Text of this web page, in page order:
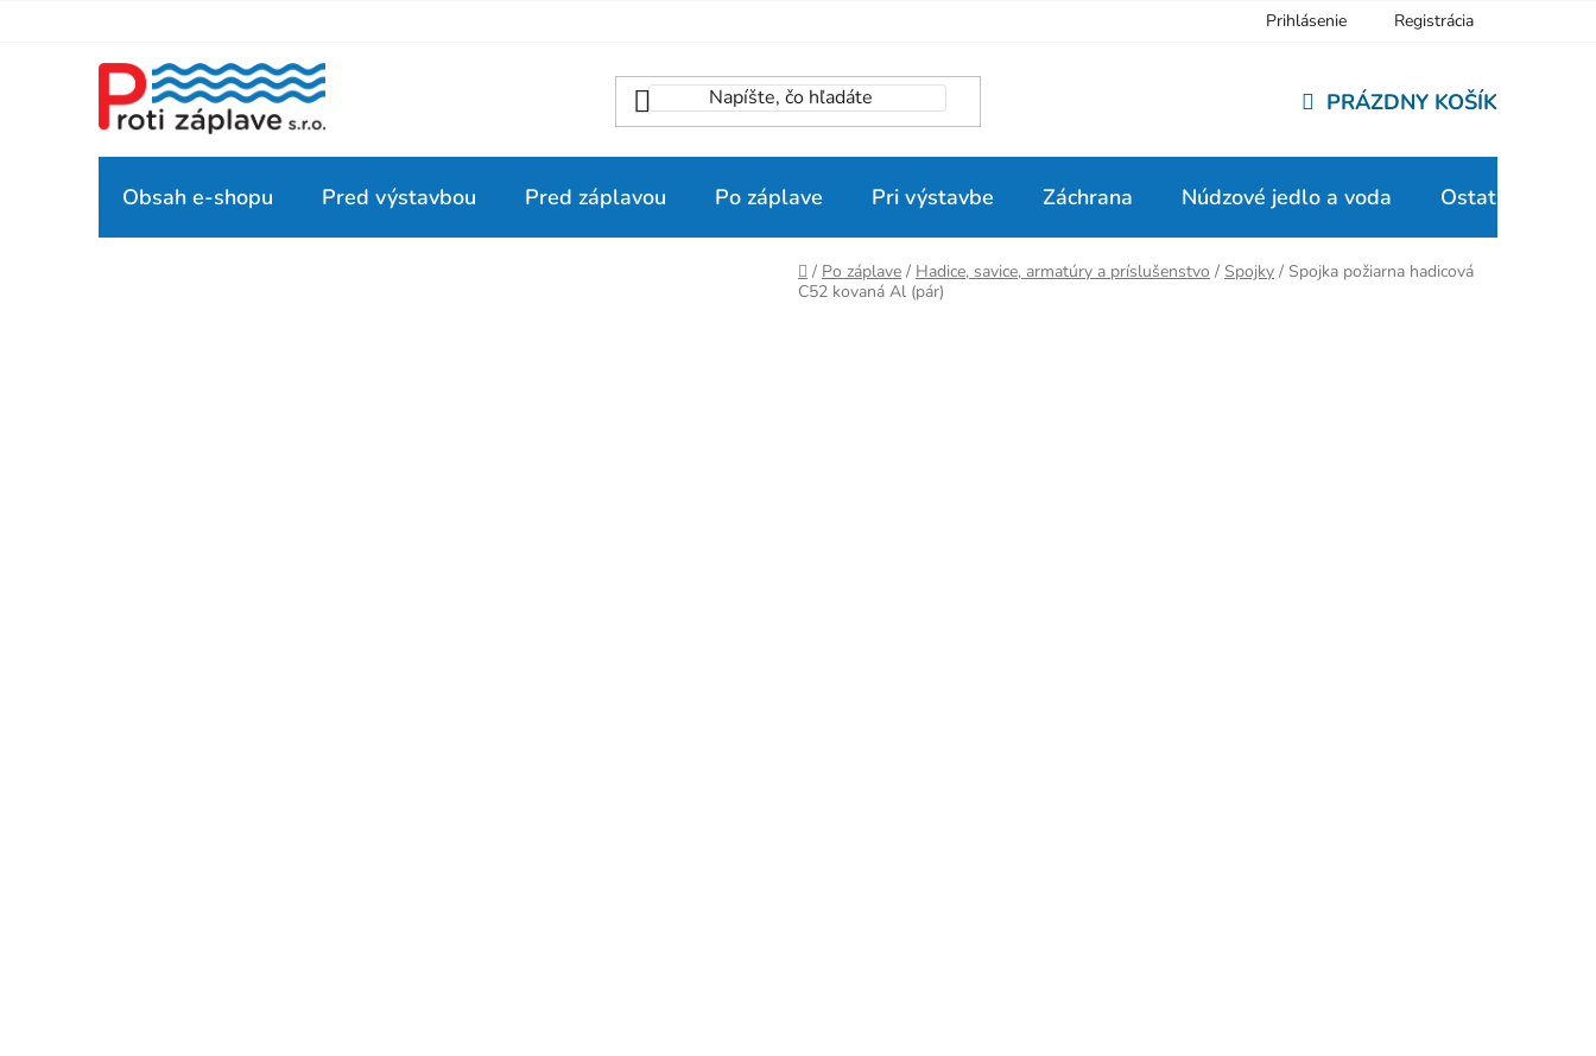
Prihlásenie Registrácia
KOŠÍK
PRÁZDNY KOŠÍK
Obsah e-shopu Pred výstavbou Pred záplavou Po záplave Pri výstavbe Záchrana Núdzové jedlo a voda Ostatné
Domov
/ Po záplave / Hadice, savice, armatúry a príslušenstvo / Spojky / Spojka požiarna hadicová
C52 kovaná Al (pár)